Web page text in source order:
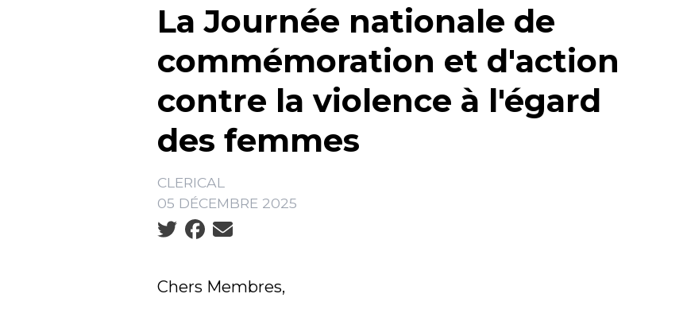
La Journée nationale de
commémoration et d'action
contre la violence à l'égard
des femmes
CLERICAL
05 DÉCEMBRE 2025
Social share icons
Chers Membres,